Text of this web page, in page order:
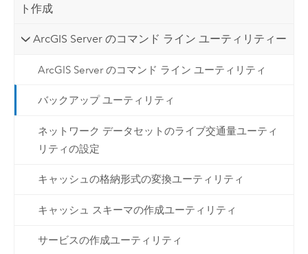
ト作成
ArcGIS Server のコマンド ライン ユーティリティー
ArcGIS Server のコマンド ライン ユーティリティ
バックアップ ユーティリティ
ネットワーク データセットのライブ交通量ユーティ
リティの設定
キャッシュの格納形式の変換ユーティリティ
キャッシュ スキーマの作成ユーティリティ
サービスの作成ユーティリティ